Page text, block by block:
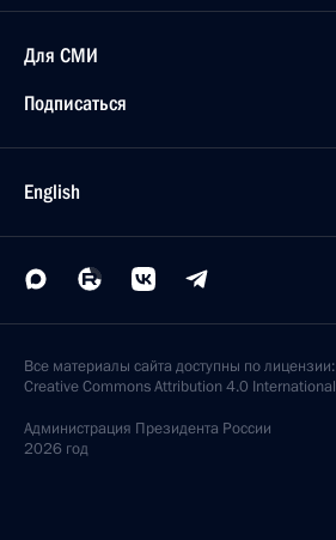
Для СМИ
Подписаться
English
Все материалы сайта доступны по лицензии:
Creative Commons Attribution 4.0 International
Администрация Президента России
2026 год